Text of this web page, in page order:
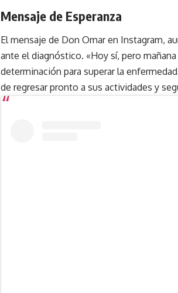
Mensaje de Esperanza
El mensaje de Don Omar en Instagram,
ante el diagnóstico. «Hoy sí, pero
determinación para superar la
de regresar pronto a sus actividades y